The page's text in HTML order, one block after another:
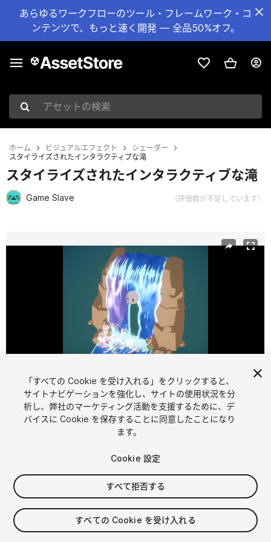
あらゆるワークフローのツール・フレームワーク・コ
ンテンツで、もっと速く開発 — 全品50%オフ。
アセットの検索
ホーム ビジュアルエフェクト
シェーダー
スタイライズされたインタラクティブな滝
スタイライズされたインタラクティブな滝
Game Slave （評価数が不足しています）
1 /7
$10.99
FLASH DEAL 13 日 以内にフラッシュディール開始
消費税は決済時に計算されます
「すべての Cookie を受け入れる」をクリックすると、
サイトナビゲーションを強化し、サイトの使用状況を分
析し、弊社のマーケティング活動を支援するために、デ
バイスに Cookie を保存することに同意したことになり
ます。
Cookie 設定
すべて拒否する
すべての Cookie を受け入れる